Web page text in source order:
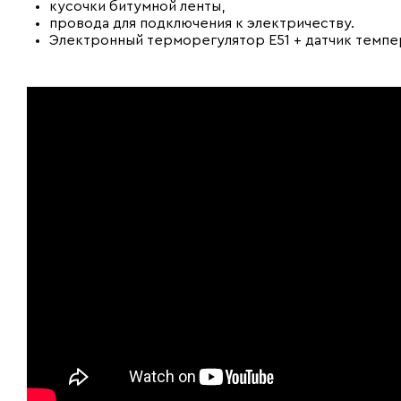
кусочки битумной ленты,
провода для подключения к электричеству.
Электронный терморегулятор E51 + датчик